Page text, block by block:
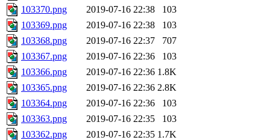
103370.png
2019-07-16 22:38
103
103369.png
2019-07-16 22:38
103
103368.png
2019-07-16 22:37
707
103367.png
2019-07-16 22:36
103
103366.png
2019-07-16 22:36 1.8K
103365.png
2019-07-16 22:36 2.8K
103364.png
2019-07-16 22:36
103
103363.png
2019-07-16 22:35
103
103362.png
2019-07-16 22:35 1.7K